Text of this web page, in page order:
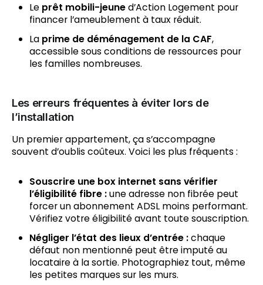
Le prêt mobili-jeuned’Action Logement pour
financer l’ameublement à taux réduit.
La prime de déménagement de la CAF,
accessible sous conditions de ressources pour
les familles nombreuses.
Les erreurs fréquentes à éviter lors de
l’installation
Un premier appartement, ça s’accompagne
souvent d’oublis coûteux. Voici les plus fréquents :
Souscrire une box internet sans vérifier
l’éligibilité fibre :une adresse non fibrée peut
forcer un abonnement ADSL moins performant.
Vérifiez votre éligibilité avant toute souscription.
Négliger l’état des lieux d’entrée :chaque
défaut non mentionné peut être imputé au
locataire à la sortie. Photographiez tout, même
les petites marques sur les murs.